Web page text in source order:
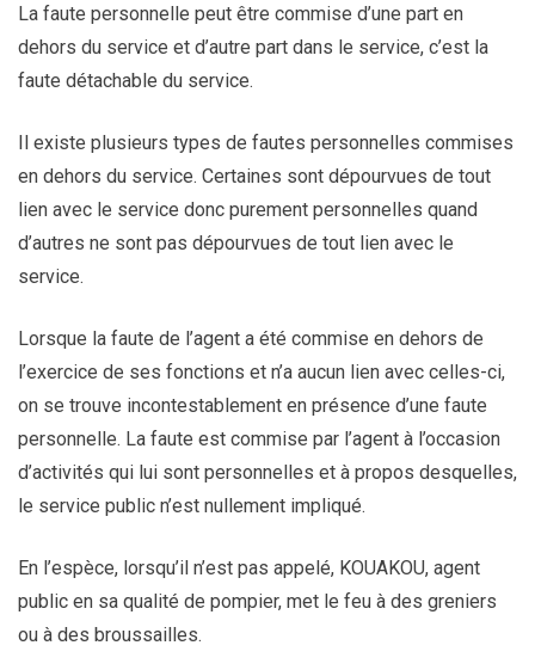
La faute personnelle peut être commise d’une part en
dehors du service et d’autre part dans le service, c’est la
faute détachable du service.
Il existe plusieurs types de fautes personnelles commises
en dehors du service. Certaines sont dépourvues de tout
lien avec le service donc purement personnelles quand
d’autres ne sont pas dépourvues de tout lien avec le
service.
Lorsque la faute de l’agent a été commise en dehors de
l’exercice de ses fonctions et n’a aucun lien avec celles-ci,
on se trouve incontestablement en présence d’une faute
personnelle. La faute est commise par l’agent à l’occasion
d’activités qui lui sont personnelles et à propos desquelles,
le service public n’est nullement impliqué.
En l’espèce, lorsqu’il n’est pas appelé, KOUAKOU, agent
public en sa qualité de pompier, met le feu à des greniers
ou à des broussailles.